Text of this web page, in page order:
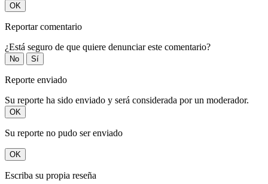
OK
Reportar comentario
¿Está seguro de que quiere denunciar este comentario?
No Sí
Reporte enviado
Su reporte ha sido enviado y será considerada por un moderador.
OK
Su reporte no pudo ser enviado
OK
Escriba su propia reseña